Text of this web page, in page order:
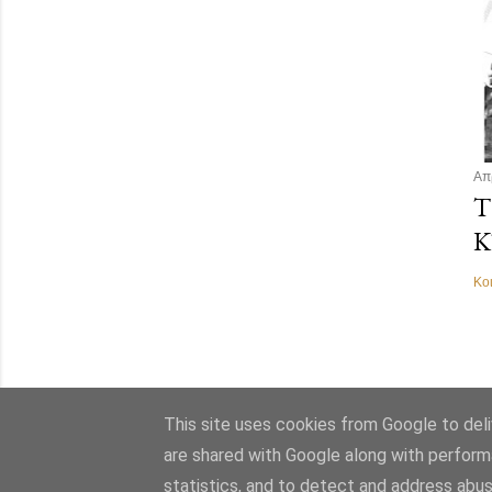
This site uses cookies from Google to
are shared with Google along with
statistics, and to detect and address